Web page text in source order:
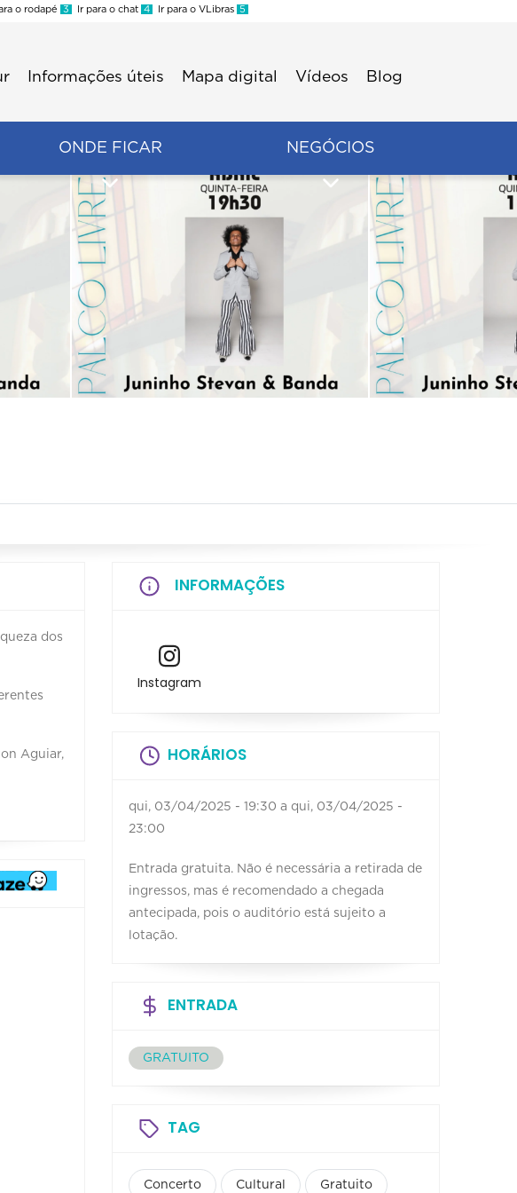
o rodapé 3 Ir para o chat 4 Ir para o VLibras 5
Informações úteis Mapa digital Vídeos Blog
ONDE FICAR NEGÓCIOS
dos
Aguiar,
INFORMAÇÕES
Instagram
HORÁRIOS
qui, 03/04/2025 - 19:30 a qui, 03/04/2025 -
23:00
Entrada gratuita. Não é necessária a retirada de
ingressos, mas é recomendado a chegada
antecipada, pois o auditório está sujeito a
lotação.
ENTRADA
GRATUITO
TAG
Concerto Cultural Gratuito